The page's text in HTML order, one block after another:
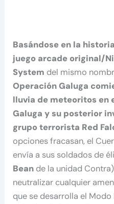
Basándose en la
juego arcade original/
System del mismo
Operación Galuga
lluvia de meteoritos en
Galuga y su posterior
grupo terrorista Red
opciones fracasan, el
envía a sus soldados de
Bean de la unidad
neutralizar cualquier
que se desarrolla el